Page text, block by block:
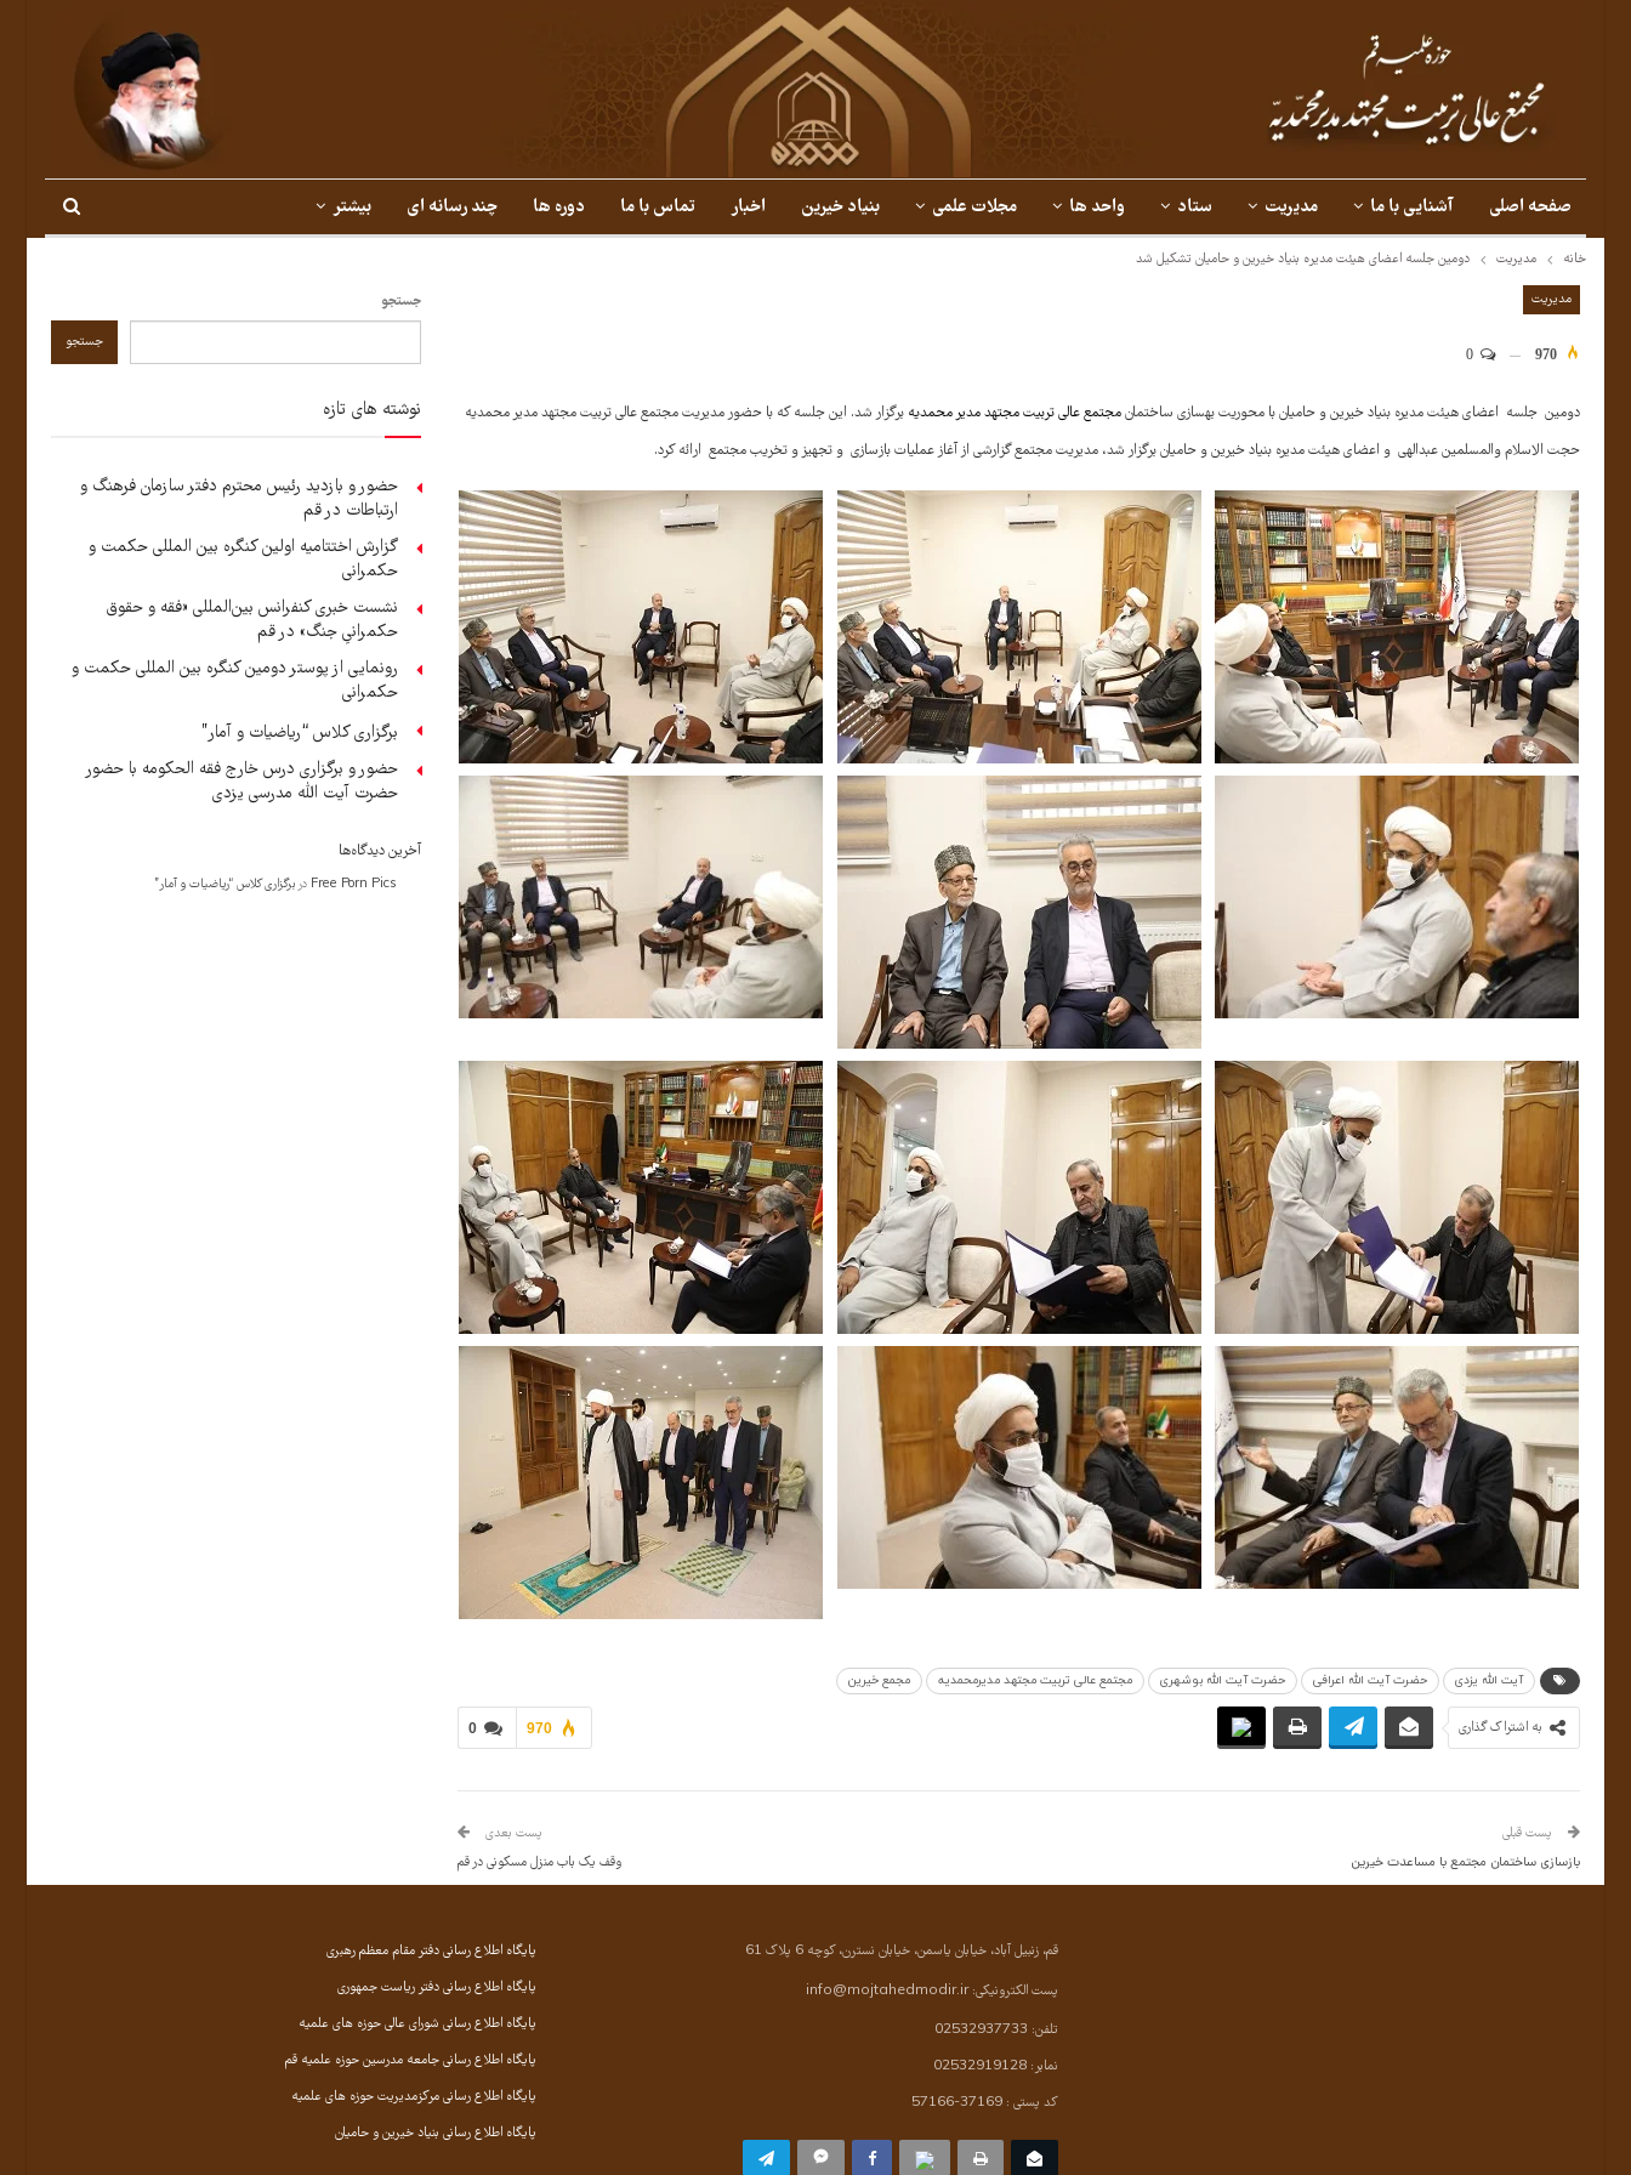
صفحه اصلی آشنایی با ما مدیریت ستاد واحد ها مجلات علمی بنیاد خیرین اخبار تماس با ما دوره ها چند رسانه ای بیشتر
خانه مدیریت دومین جلسه اعضای هیئت مدیره بنیاد خیرین و حامیان تشکیل شد
مدیریت
970
دومین جلسه اعضای هیئت مدیره بنیاد خیرین و حامیان با محوریت بهسازی ساختمانمجتمع عالی تربیت مجتهد مدیر محمدیه برگزار شد. این جلسه که با حضور مدیریت مجتمع عالی تربیت مجتهد مدیر محمدیه
حجت الاسلام والمسلمین عبدالهی و اعضای هیئت مدیره بنیاد خیرین و حامیان برگزار شد، مدیریت مجتمع گزارشی از آغاز عملیات بازسازی و تجهیز و تخریب مجتمع ارائه کرد.
آیت الله یزدی حضرت آیت الله اعرافی حضرت آیت الله بوشهری مجتمع عالی تربیت مجتهد مدیرمحمدیه مجمع خیرین
0 970 به اشتراک گذاری
پست قبلی
بازسازی ساختمان مجتمع با مساعدت خیرین
پست بعدی
وقف یک باب منزل مسکونی در قم
جستجو
جستجو
نوشته های تازه
حضور و بازدید رئیس محترم دفتر سازمان فرهنگ و
ارتباطات در قم
گزارش اختتامیه اولین کنگره بین المللی حکمت و
حکمرانی
نشست خبری کنفرانس بین‌المللی «فقه و حقوق
حکمرانیِ جنگ» در قم
رونمایی از پوستر دومین کنگره بین المللی حکمت و
حکمرانی
برگزاری کلاس “ریاضیات و آمار”
حضور و برگزاری درس خارج فقه الحکومه با حضور
حضرت آیت الله مدرسی یزدی
آخرین دیدگاه‌ها
Free Porn Pics در برگزاری کلاس “ریاضیات و آمار”
قم، زنبیل آباد، خیابان یاسمن، خیابان نسترن، کوچه 6 پلاک 61
پست الکترونیکی:info@mojtahedmodir.ir
تلفن: 02532937733
نمابر: 02532919128
کد پستی : 37169-57166
پایگاه اطلاع رسانی دفتر مقام معظم رهبری
پایگاه اطلاع رسانی دفتر ریاست جمهوری
پایگاه اطلاع رسانی شورای عالی حوزه های علمیه
پایگاه اطلاع رسانی جامعه مدرسین حوزه علمیه قم
پایگاه اطلاع رسانی مرکزمدیریت حوزه های علمیه
پایگاه اطلاع رسانی بنیاد خیرین و حامیان